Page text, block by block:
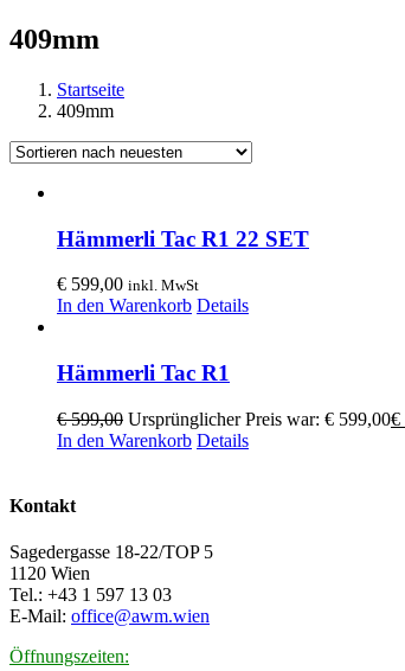
409mm
Startseite
409mm
Hämmerli Tac R1 22 SET
€ 599,00 inkl. MwSt
In den Warenkorb Details
Hämmerli Tac R1
€599,00 Ursprünglicher Preis war: € 599,00€
In den Warenkorb Details
Kontakt
Sagedergasse 18-22/TOP 5
1120 Wien
Tel.: +43 1 597 13 03
E-Mail: office@awm.wien
Öffnungszeiten: